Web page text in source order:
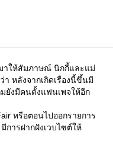
าให้สัมภาษณ์ นิกกี้และแม่
หลังจากเกิดเรื่องนี้ขึ้นมี
ยังมีคนตั้งแฟนเพจให้อีก
หรือตอนไปออกรายการ
การฝากฝังเวบไซต์ให้